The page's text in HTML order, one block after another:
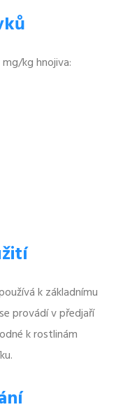
kg hnojiva:
k základnímu
provádí v předjaří
k rostlinám